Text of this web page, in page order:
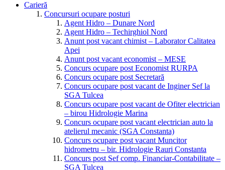
Carieră
Concursuri ocupare posturi
Agent Hidro – Dunare Nord
Agent Hidro – Techirghiol Nord
Anunt post vacant chimist – Laborator Calitatea
Apei
Anunt post vacant economist – MESE
Concurs ocupare post Economist RURPA
Concurs ocupare post Secretară
Concurs ocupare post vacant de Inginer Sef la
SGA Tulcea
Concurs ocupare post vacant de Ofiter electrician
– birou Hidrologie Marina
Concurs ocupare post vacant electrician auto la
atelierul mecanic (SGA Constanta)
Concurs ocupare post vacant Muncitor
hidrometru – bir. Hidrologie Rauri Constanta
Concurs post Sef comp. Financiar-Contabilitate –
SGA Tulcea